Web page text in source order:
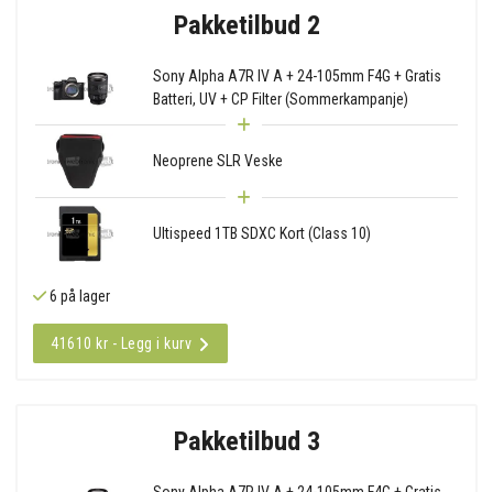
Pakketilbud 2
Sony Alpha A7R IV A + 24-105mm F4G + Gratis
Batteri, UV + CP Filter (Sommerkampanje)
Neoprene SLR Veske
Ultispeed 1TB SDXC Kort (Class 10)
6 på lager
41610 kr - Legg i kurv
Pakketilbud 3